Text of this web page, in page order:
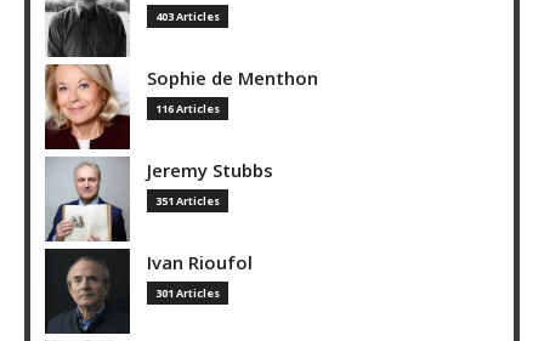
403 Articles
Sophie de Menthon
116 Articles
Jeremy Stubbs
351 Articles
Ivan Rioufol
301 Articles